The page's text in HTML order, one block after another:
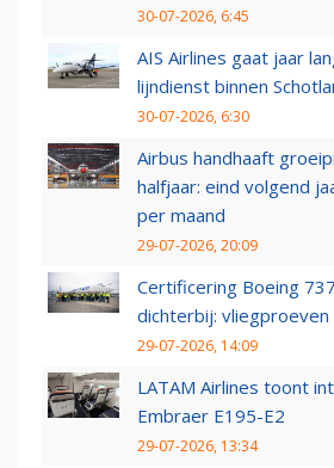
30-07-2026, 6:45
AIS Airlines gaat jaar
lijndienst binnen
30-07-2026, 6:30
Airbus handhaaft
halfjaar: eind volgend
per maand
29-07-2026, 20:09
Certificering Boeing
dichterbij:
29-07-2026, 14:09
LATAM Airlines toont
Embraer E195-E2
29-07-2026, 13:34